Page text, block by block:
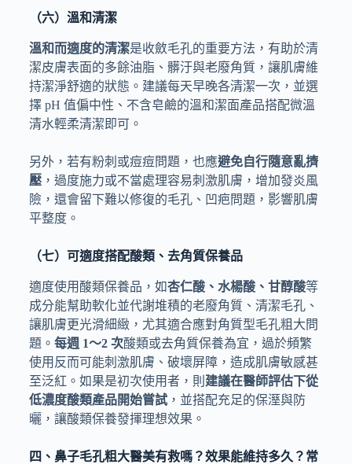
（六）溫和清潔
溫和而適度的清潔是收斂毛孔的重要方法，有助於清
潔皮膚表面的多餘油脂、髒汙與老廢角質，讓肌膚維
持潔淨舒適的狀態。建議每天早晚各清潔一次，並選
擇 pH 值偏中性、不含皂鹼的溫和潔面產品搭配微溫
清水輕柔清潔即可。
另外，若有粉刺或痘痘問題，也應避免自行隨意亂擠
壓，過度施力或不當處理容易刺激肌膚，增加發炎風
險，還會留下難以修復的毛孔、凹疤問題，影響肌膚
平整度。
（七）可適度搭配酸類、去角質保養品
適度使用酸類保養品，如杏仁酸、水楊酸、甘醇酸等
成分能幫助軟化並代謝堆積的老廢角質、清潔毛孔、
讓肌膚更光滑細緻，尤其適合應對角質型毛孔粗大問
題。 每週 1～2 次酸類或去角質保養為宜，過於頻繁
使用反而可能刺激肌膚、破壞屏障，造成肌膚敏感甚
至泛紅。如果是初次使用者，則 建議在醫師評估下從
低濃度酸類產品開始嘗試，並搭配充足的保溼與防
曬，讓酸類保養發揮理想效果。
四、鼻子毛孔粗大醫美有救嗎？效果能維持多久？常